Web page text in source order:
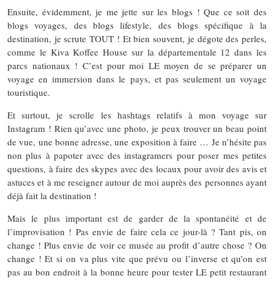
Ensuite, évidemment, je me jette sur les blogs ! Que ce soit des
blogs voyages, des blogs lifestyle, des blogs spécifique à la
destination, je scrute TOUT ! Et bien souvent, je dégote des perles,
comme le Kiva Koffee House sur la départementale 12 dans les
parcs nationaux ! C’est pour moi LE moyen de se préparer un
voyage en immersion dans le pays, et pas seulement un voyage
touristique.
Et surtout, je scrolle les hashtags relatifs à mon voyage sur
Instagram ! Rien qu’avec une photo, je peux trouver un beau point
de vue, une bonne adresse, une exposition à faire … Je n’hésite pas
non plus à papoter avec des instagramers pour poser mes petites
questions, à faire des skypes avec des locaux pour avoir des avis et
astuces et à me reseigner autour de moi auprès des personnes ayant
déjà fait la destination !
Mais le plus important est de garder de la spontanéité et de
l’improvisation ! Pas envie de faire cela ce jour-là ? Tant pis, on
change ! Plus envie de voir ce musée au profit d’autre chose ? On
change ! Et si on va plus vite que prévu ou l’inverse et qu’on est
pas au bon endroit à la bonne heure pour tester LE petit restaurant